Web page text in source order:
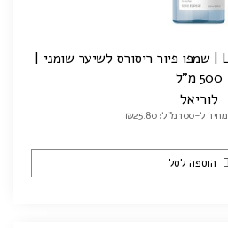
LOREAL SERIE EXPERT | שמפו פיור ריסורס לשיער שומני |
500 מ"ל
לוריאל
מחיר ל-100 מ"ל: ₪25.80
הוספה לסל